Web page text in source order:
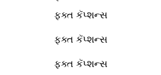
ફક્ત કૅપ્શન્સ
ફક્ત કૅપ્શન્સ
ફક્ત કૅપ્શન્સ